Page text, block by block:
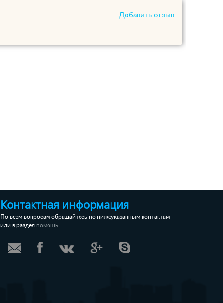
Добавить отзыв
Контактная информация
По всем вопросам обращайтесь по нижеуказанным контактам
или в раздел помощь: